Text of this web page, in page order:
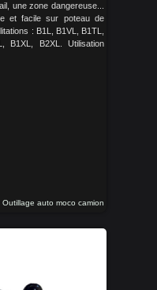
une zone dangereuse...
et facile sur poteau de
: B1L, B1VL, B1TL,
B1XL, B2XL. Utilisation
Outillage auto moco camion